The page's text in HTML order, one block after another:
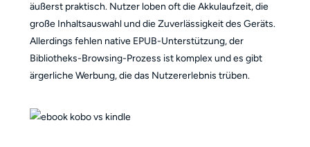
äußerst praktisch. Nutzer loben oft die Akkulaufzeit, die
große Inhaltsauswahl und die Zuverlässigkeit des Geräts.
Allerdings fehlen native EPUB-Unterstützung, der
Bibliotheks-Browsing-Prozess ist komplex und es gibt
ärgerliche Werbung, die das Nutzererlebnis trüben.